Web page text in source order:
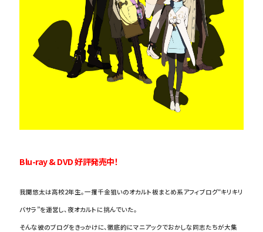
Blu-ray & DVD 好評発売中！
我聞悠太は高校2年生。一攫千金狙いのオカルト板まとめ系アフィブログ“キリキリ
バサラ”を運営し、夜オカルトに挑んでいた。
そんな彼のブログをきっかけに、徹底的にマニアックでおかしな同志たちが大集